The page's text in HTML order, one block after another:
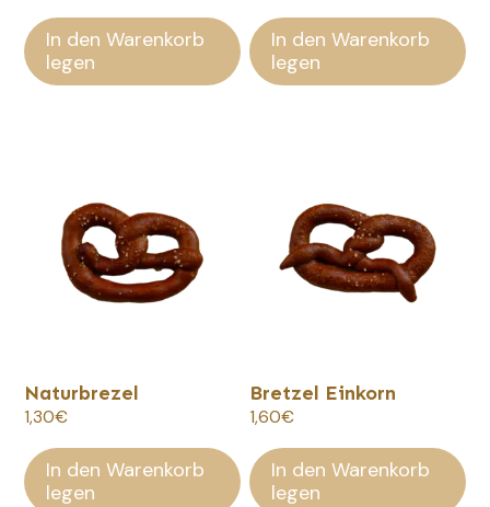
In den Warenkorb
legen
In den Warenkorb
legen
Naturbrezel
1,30€
In den Warenkorb
legen
Bretzel Einkorn
1,60€
In den Warenkorb
legen